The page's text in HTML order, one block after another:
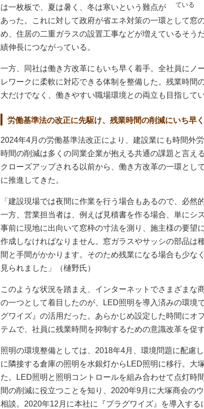
ている
は一枚板で、夏は暑く、冬は寒いという難点が
あった。これに対して政府が省エネ対策の一環として窓
め、住居の二重ガラスの設置工事などが増えているそう
績伸長につながっている。
一方、同社は働き方改革にもいち早く着手。全社員にノ
レワークに柔軟に対応できる体制を整備した。残業時間
大だけでなく、働きやすい職場環境との両立も目指してい
労働基準法の改正に先駆け、残業時間の削減にいち早
2024年4月の労働基準法改正により、建設業にも時間外
時間の削減は多くの同業企業が抱える共通の課題と言え
クローズアップされる以前から、働き方改革の一環とし
に推進してきた。
「建設現場では夜間に作業を行う場合もあるので、必然
一方、営業担当者は、例えば見積書を作る場合、単にシ
事前に現地に出向いて窓枠の寸法を測り、施主様の要望
作成しなければなりません。窓ガラスやサッシの部品は
間と手間がかかります。そのため残業になる場合も少な
見られました」（樋野氏）
このような状況を踏まえ、インターネットでさまざまな
の一つとして着目したのが、LED照明を導入済みの環境
グワイズ』の活用だった。あらかじめ設定した時間にオ
テムで、社員に残業時間を抑制するための意識改革を促
照明の環境整備としては、2018年4月、環境問題に配慮
に隣接する倉庫の照明を水銀灯からLED照明に移行。大
た。LED照明と照明コントロールを組み合わせて点灯時
間の削減に役立つことを知り、2020年9月に大塚商会の
相談。2020年12月に本社に『プラグワイズ』を導入する